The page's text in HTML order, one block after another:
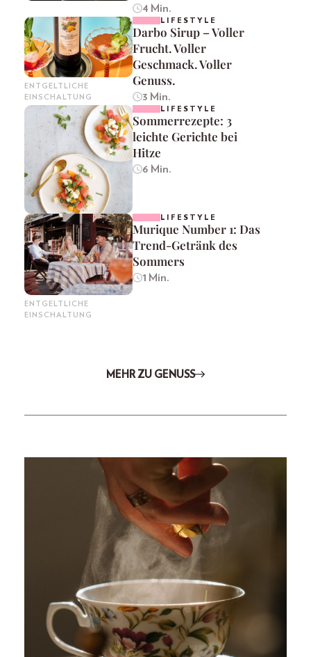
4 Min.
ENTGELTLICHE
EINSCHALTUNG
LIFESTYLE
Darbo Sirup – Voller
Frucht. Voller
Geschmack. Voller
Genuss.
3 Min.
LIFESTYLE
Sommerrezepte: 3
leichte Gerichte bei
Hitze
6 Min.
ENTGELTLICHE
EINSCHALTUNG
LIFESTYLE
Murique Number 1: Das
Trend-Getränk des
Sommers
1 Min.
MEHR ZU GENUSS